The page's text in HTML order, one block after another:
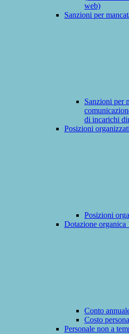
web)
Sanzioni per
Sanzioni per
di incarichi
Posizioni
Posizioni
Dotazione organica
Conto
Costo
Personale non a